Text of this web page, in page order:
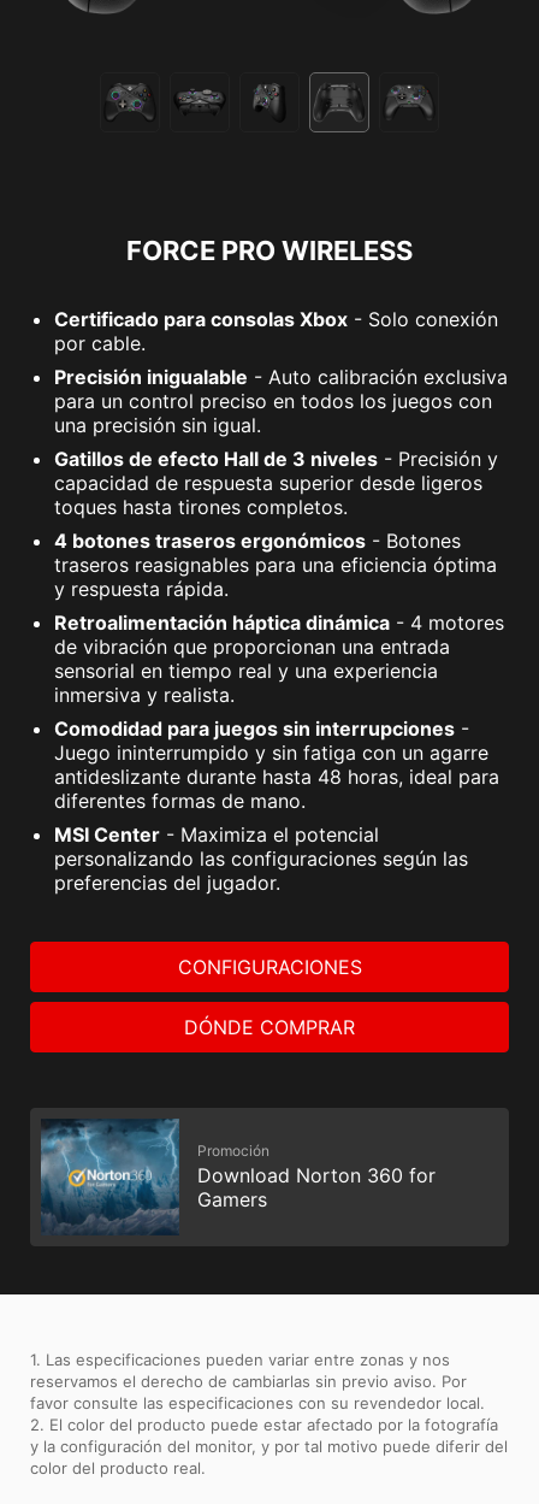
FORCE PRO WIRELESS
Certificado para consolas Xbox - Solo conexión
por cable.
Precisión inigualable - Auto calibración exclusiva
para un control preciso en todos los juegos con
una precisión sin igual.
Gatillos de efecto Hall de 3 niveles - Precisión y
capacidad de respuesta superior desde ligeros
toques hasta tirones completos.
4 botones traseros ergonómicos - Botones
traseros reasignables para una eficiencia óptima
y respuesta rápida.
Retroalimentación háptica dinámica - 4 motores
de vibración que proporcionan una entrada
sensorial en tiempo real y una experiencia
inmersiva y realista.
Comodidad para juegos sin interrupciones -
Juego ininterrumpido y sin fatiga con un agarre
antideslizante durante hasta 48 horas, ideal para
diferentes formas de mano.
MSI Center - Maximiza el potencial
personalizando las configuraciones según las
preferencias del jugador.
CONFIGURACIONES
DÓNDE COMPRAR
Promoción
Download Norton 360 for
Gamers
1. Las especificaciones pueden variar entre zonas y nos
reservamos el derecho de cambiarlas sin previo aviso. Por
favor consulte las especificaciones con su revendedor local.
2. El color del producto puede estar afectado por la fotografía
y la configuración del monitor, y por tal motivo puede diferir del
color del producto real.